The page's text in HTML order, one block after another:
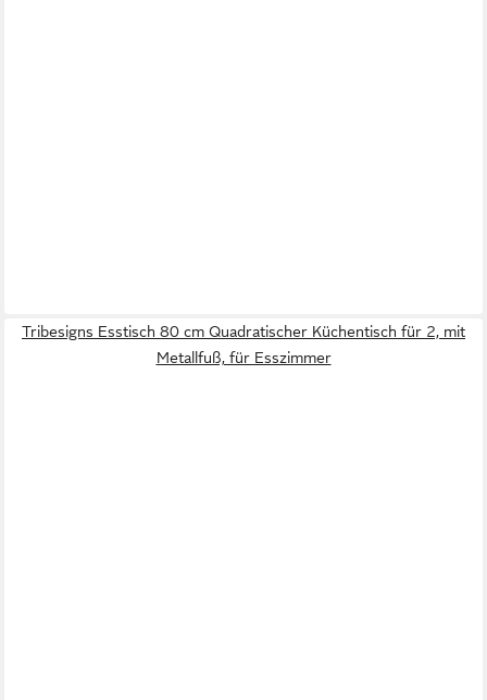
Tribesigns Esstisch 80 cm Quadratischer Küchentisch für 2, mit
Metallfuß, für Esszimmer